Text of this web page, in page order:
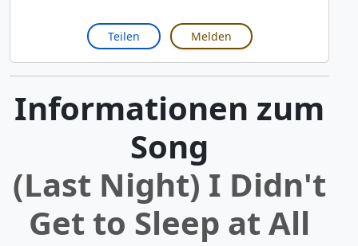
Teilen Melden
Informationen zum
Song
(Last Night) I Didn't
Get to Sleep at All